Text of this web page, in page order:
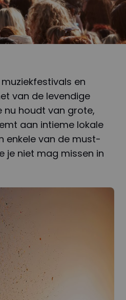
en
van de levendige
nu houdt van grote,
aan intieme lokale
enkele van de must-
je niet mag missen in